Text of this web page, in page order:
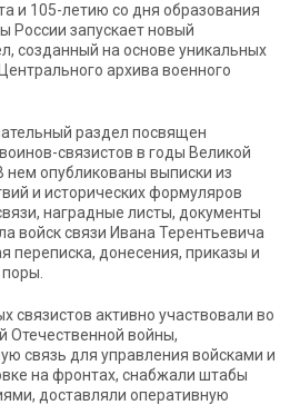
и 105-летию со дня образования
России запускает новый
созданный на основе уникальных
архива военного
раздел посвящен
связистов в годы Великой
нем опубликованы выписки из
и исторических формуляров
наградные листы, документы
войск связи Ивана Терентьевича
переписка, донесения, приказы и
связистов активно участвовали во
Отечественной войны,
связь для управления войсками и
на фронтах, снабжали штабы
доставляли оперативную